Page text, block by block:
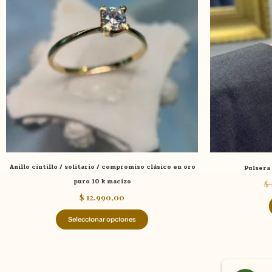
Anillo cintillo / solitario / compromiso clásico en oro
puro 10 k macizo
$ 12.990,00
Seleccionar opciones
variantes.
opciones
pueden
elegir
de
producto
Pulsera
$